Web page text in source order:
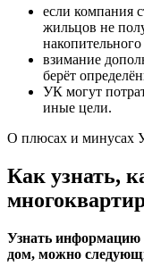
если компания
жильцов не
накопительного
взимание
берёт
УК могут
иные цели.
О плюсах и минусах
Как узнать,
Узнать информацию
дом, можно